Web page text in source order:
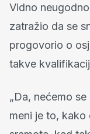
Vidno
zatražio da se
progovorio o
takve
„Da, nećemo
meni je to, kako